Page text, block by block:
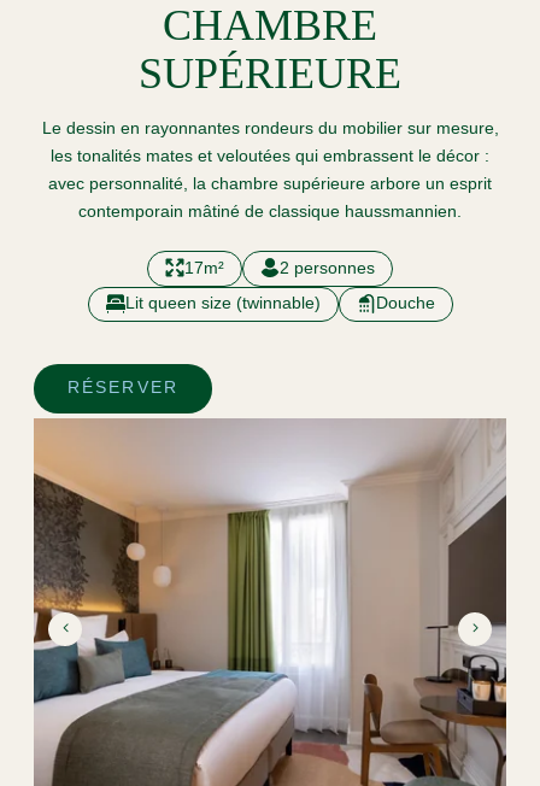
CHAMBRE
SUPÉRIEURE
Le dessin en rayonnantes rondeurs du mobilier sur mesure,
les tonalités mates et veloutées qui embrassent le décor :
avec personnalité, la chambre supérieure arbore un esprit
contemporain mâtiné de classique haussmannien.
17m²
2 personnes
Lit queen size (twinnable)
Douche
RÉSERVER